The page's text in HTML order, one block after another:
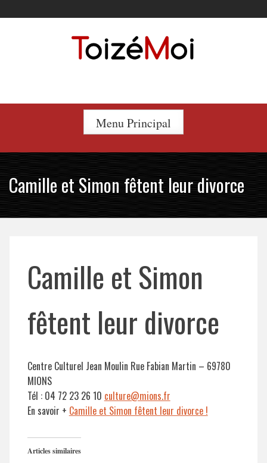
to
Menu Principal
Camille et Simon fêtent leur divorce
Camille et Simon
fêtent leur divorce
Centre Culturel Jean Moulin Rue Fabian Martin – 69780
MIONS
Tél : 04 72 23 26 10 culture@mions.fr
En savoir + Camille et Simon fêtent leur divorce !
Articles similaires